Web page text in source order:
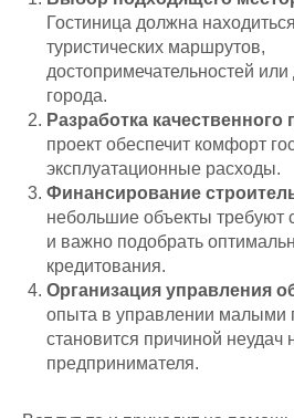
Гостиница должна
туристических маршрутов,
достопримечательностей
города.
Разработка качественного
проект обеспечит комфорт
эксплуатационные расходы.
Финансирование
небольшие объекты требуют
и важно подобрать
кредитования.
Организация управления
опыта в управлении малыми
становится причиной
предпринимателя.